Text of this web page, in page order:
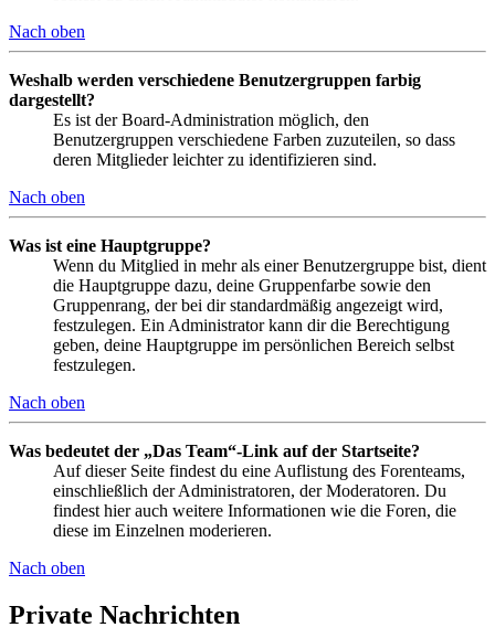
Nach oben
Weshalb werden verschiedene Benutzergruppen farbig
dargestellt?
Es ist der Board-Administration möglich, den
Benutzergruppen verschiedene Farben zuzuteilen, so dass
deren Mitglieder leichter zu identifizieren sind.
Nach oben
Was ist eine Hauptgruppe?
Wenn du Mitglied in mehr als einer Benutzergruppe bist, dient
die Hauptgruppe dazu, deine Gruppenfarbe sowie den
Gruppenrang, der bei dir standardmäßig angezeigt wird,
festzulegen. Ein Administrator kann dir die Berechtigung
geben, deine Hauptgruppe im persönlichen Bereich selbst
festzulegen.
Nach oben
Was bedeutet der „Das Team“-Link auf der Startseite?
Auf dieser Seite findest du eine Auflistung des Forenteams,
einschließlich der Administratoren, der Moderatoren. Du
findest hier auch weitere Informationen wie die Foren, die
diese im Einzelnen moderieren.
Nach oben
Private Nachrichten